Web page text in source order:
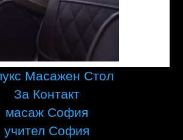
Масажен Стол
За Контакт
масаж София
учител София